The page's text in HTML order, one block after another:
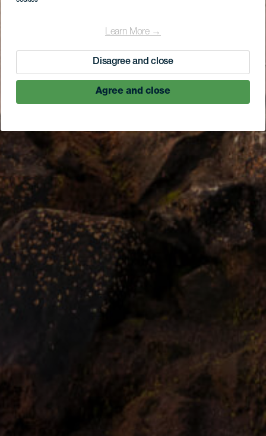
Learn More →
Disagree and close
Agree and close